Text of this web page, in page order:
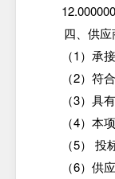
四、供
（1）承
（2）符
（3）具
（4）本
（5） 投
（6）供